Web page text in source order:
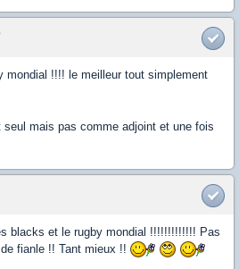
mondial !!!! le meilleur tout simplement
mais pas comme adjoint et une fois
blacks et le rugby mondial !!!!!!!!!!!!! Pas
fianle !! Tant mieux !!